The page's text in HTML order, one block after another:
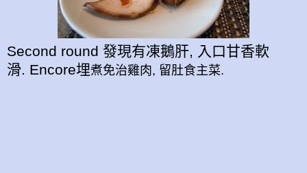
Second round 發現有凍鵝肝, 入口甘香軟
滑. Encore埋煮免治雞肉, 留肚食主菜.